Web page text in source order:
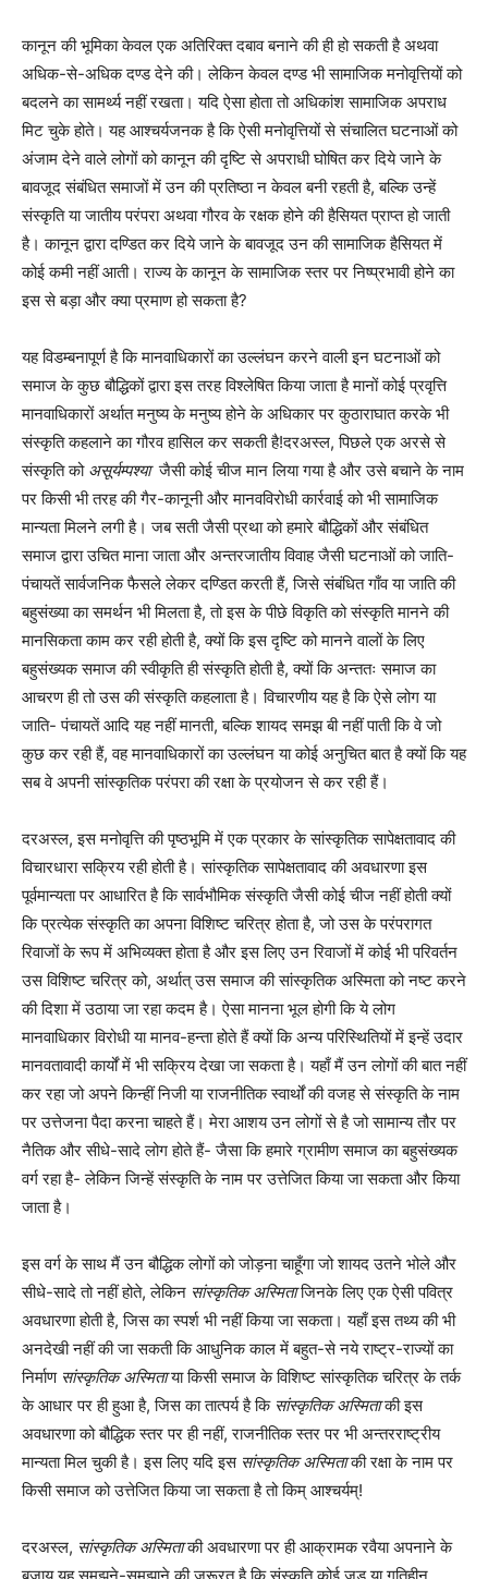
कानून की भूमिका केवल एक अतिरिक्त दबाव बनाने की ही हो सकती है अथवा
अधिक-से-अधिक दण्ड देने की। लेकिन केवल दण्ड भी सामाजिक मनोवृत्तियों को
बदलने का सामर्थ्य नहीं रखता। यदि ऐसा होता तो अधिकांश सामाजिक अपराध
मिट चुके होते। यह आश्चर्यजनक है कि ऐसी मनोवृत्तियों से संचालित घटनाओं को
अंजाम देने वाले लोगों को कानून की दृष्टि से अपराधी घोषित कर दिये जाने के
बावजूद संबंधित समाजों में उन की प्रतिष्ठा न केवल बनी रहती है, बल्कि उन्हें
संस्कृति या जातीय परंपरा अथवा गौरव के रक्षक होने की हैसियत प्राप्त हो जाती
है। कानून द्वारा दण्डित कर दिये जाने के बावजूद उन की सामाजिक हैसियत में
कोई कमी नहीं आती। राज्य के कानून के सामाजिक स्तर पर निष्प्रभावी होने का
इस से बड़ा और क्या प्रमाण हो सकता है?
यह विडम्बनापूर्ण है कि मानवाधिकारों का उल्लंघन करने वाली इन घटनाओं को
समाज के कुछ बौद्धिकों द्वारा इस तरह विश्लेषित किया जाता है मानों कोई प्रवृत्ति
मानवाधिकारों अर्थात मनुष्य के मनुष्य होने के अधिकार पर कुठाराघात करके भी
संस्कृति कहलाने का गौरव हासिल कर सकती है!दरअस्ल, पिछले एक अरसे से
संस्कृति को असूर्यम्पश्याजैसी कोई चीज मान लिया गया है और उसे बचाने के नाम
पर किसी भी तरह की गैर-कानूनी और मानवविरोधी कार्रवाई को भी सामाजिक
मान्यता मिलने लगी है। जब सती जैसी प्रथा को हमारे बौद्धिकों और संबंधित
समाज द्वारा उचित माना जाता और अन्तरजातीय विवाह जैसी घटनाओं को जाति-
पंचायतें सार्वजनिक फैसले लेकर दण्डित करती हैं, जिसे संबंधित गाँव या जाति की
बहुसंख्या का समर्थन भी मिलता है, तो इस के पीछे विकृति को संस्कृति मानने की
मानसिकता काम कर रही होती है, क्यों कि इस दृष्टि को मानने वालों के लिए
बहुसंख्यक समाज की स्वीकृति ही संस्कृति होती है, क्यों कि अन्ततः समाज का
आचरण ही तो उस की संस्कृति कहलाता है। विचारणीय यह है कि ऐसे लोग या
जाति- पंचायतें आदि यह नहीं मानती, बल्कि शायद समझ बी नहीं पाती कि वे जो
कुछ कर रही हैं, वह मानवाधिकारों का उल्लंघन या कोई अनुचित बात है क्यों कि यह
सब वे अपनी सांस्कृतिक परंपरा की रक्षा के प्रयोजन से कर रही हैं।
दरअस्ल, इस मनोवृत्ति की पृष्ठभूमि में एक प्रकार के सांस्कृतिक सापेक्षतावाद की
विचारधारा सक्रिय रही होती है। सांस्कृतिक सापेक्षतावाद की अवधारणा इस
पूर्वमान्यता पर आधारित है कि सार्वभौमिक संस्कृति जैसी कोई चीज नहीं होती क्यों
कि प्रत्येक संस्कृति का अपना विशिष्ट चरित्र होता है, जो उस के परंपरागत
रिवाजों के रूप में अभिव्यक्त होता है और इस लिए उन रिवाजों में कोई भी परिवर्तन
उस विशिष्ट चरित्र को, अर्थात् उस समाज की सांस्कृतिक अस्मिता को नष्ट करने
की दिशा में उठाया जा रहा कदम है। ऐसा मानना भूल होगी कि ये लोग
मानवाधिकार विरोधी या मानव-हन्ता होते हैं क्यों कि अन्य परिस्थितियों में इन्हें उदार
मानवतावादी कार्यों में भी सक्रिय देखा जा सकता है। यहाँ मैं उन लोगों की बात नहीं
कर रहा जो अपने किन्हीं निजी या राजनीतिक स्वार्थों की वजह से संस्कृति के नाम
पर उत्तेजना पैदा करना चाहते हैं। मेरा आशय उन लोगों से है जो सामान्य तौर पर
नैतिक और सीधे-सादे लोग होते हैं- जैसा कि हमारे ग्रामीण समाज का बहुसंख्यक
वर्ग रहा है- लेकिन जिन्हें संस्कृति के नाम पर उत्तेजित किया जा सकता और किया
जाता है।
इस वर्ग के साथ मैं उन बौद्धिक लोगों को जोड़ना चाहूँगा जो शायद उतने भोले और
सीधे-सादे तो नहीं होते, लेकिन सांस्कृतिक अस्मिताजिनके लिए एक ऐसी पवित्र
अवधारणा होती है, जिस का स्पर्श भी नहीं किया जा सकता। यहाँ इस तथ्य की भी
अनदेखी नहीं की जा सकती कि आधुनिक काल में बहुत-से नये राष्ट्र-राज्यों का
निर्माण सांस्कृतिक अस्मिताया किसी समाज के विशिष्ट सांस्कृतिक चरित्र के तर्क
के आधार पर ही हुआ है, जिस का तात्पर्य है किसांस्कृतिक अस्मिताकी इस
अवधारणा को बौद्धिक स्तर पर ही नहीं, राजनीतिक स्तर पर भी अन्तरराष्ट्रीय
मान्यता मिल चुकी है। इस लिए यदि इस सांस्कृतिक अस्मिताकी रक्षा के नाम पर
किसी समाज को उत्तेजित किया जा सकता है तो किम् आश्चर्यम्!
दरअस्ल, सांस्कृतिक अस्मिताकी अवधारणा पर ही आक्रामक रवैया अपनाने के
बजाय यह समझने-समझाने की जरूरत है कि संस्कृति कोई जड़ या गतिहीन